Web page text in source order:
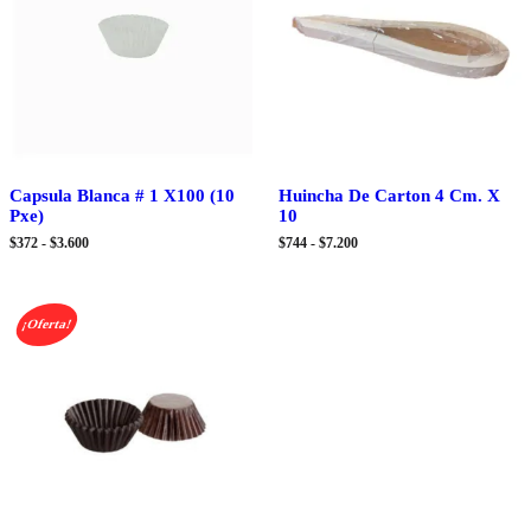
Capsula Blanca # 1 X100 (10
Pxe)
$372 - $3.600Rango
Huincha De Carton 4 Cm. X
10
$744 - $7.200Rango
¡Oferta!